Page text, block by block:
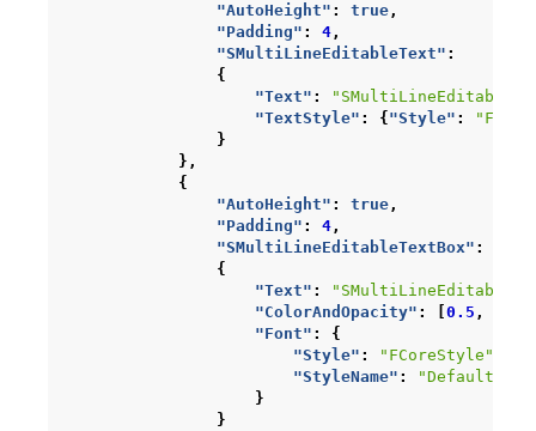
"AutoHeight" : true,
"Padding" : 4,
"SMultiLineEditableText" :
{
"Text" :
"TextStyle" : { "Style" :
}
},
{
"AutoHeight" : true,
"Padding" : 4,
"SMultiLineEditableTextBox" :
{
"Text" :
"ColorAndOpacity" : 0.5 ,
"Font" :
{
"Style" : "FCoreStyle"
"StyleName" :
}
}